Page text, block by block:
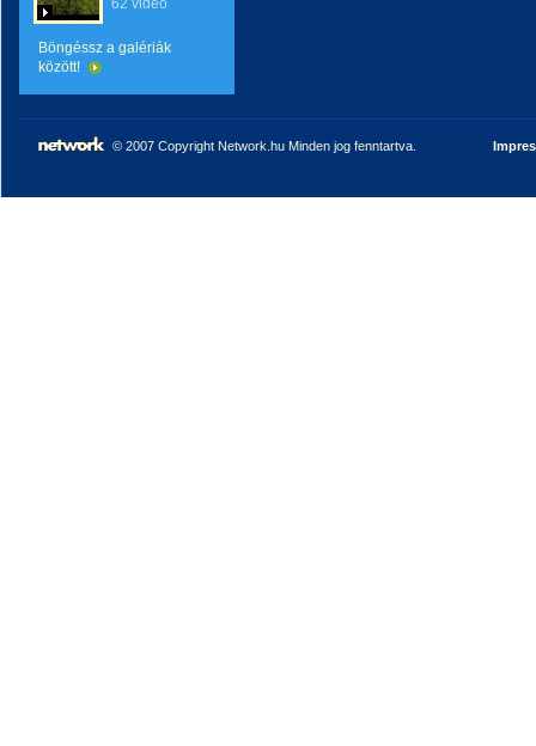
62 videó
Böngéssz a galériák
között!
© 2007 Copyright Network.hu Minden jog fenntartva.